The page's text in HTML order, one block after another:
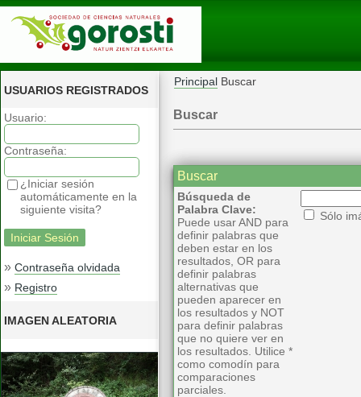
USUARIOS REGISTRADOS
Usuario:
Contraseña:
¿Iniciar sesión
automáticamente en la
siguiente visita?
» Contraseña olvidada
» Registro
IMAGEN ALEATORIA
Principal Buscar
Buscar
Buscar
Búsqueda de
Palabra Clave:
Puede usar AND para
definir palabras que
deben estar en los
resultados, OR para
definir palabras
alternativas que
pueden aparecer en
los resultados y NOT
para definir palabras
que no quiere ver en
los resultados. Utilice *
como comodín para
comparaciones
parciales.
Sólo